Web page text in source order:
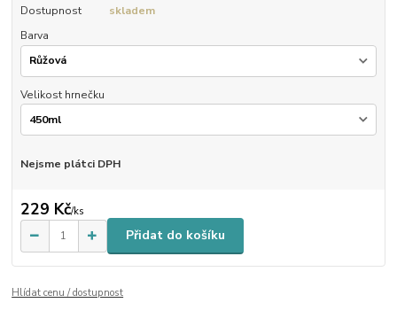
Dostupnost
skladem
Barva
Velikost hrnečku
Nejsme plátci DPH
229 Kč/ks
Přidat do košíku
Hlídat cenu / dostupnost